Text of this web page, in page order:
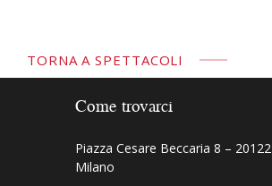
TORNA A SPETTACOLI
Come trovarci
Piazza Cesare Beccaria 8 – 20122
Milano